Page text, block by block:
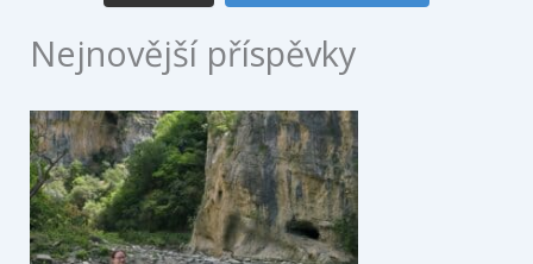
Nejnovější příspěvky